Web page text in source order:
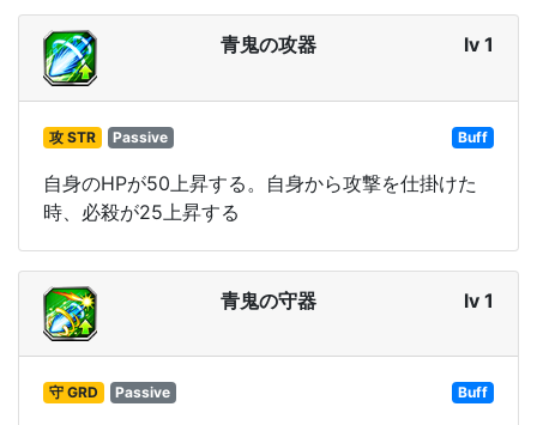
青鬼の攻器 lv 1
攻 STR Passive Buff
自身のHPが50上昇する。自身から攻撃を仕掛けた
時、必殺が25上昇する
青鬼の守器 lv 1
守 GRD Passive Buff